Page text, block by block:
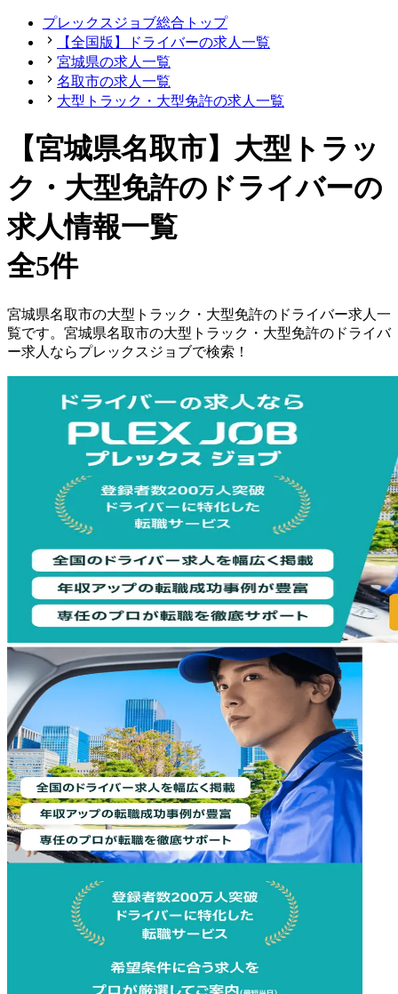
プレックスジョブ総合トップ
【全国版】ドライバーの求人一覧
宮城県の求人一覧
名取市の求人一覧
大型トラック・大型免許の求人一覧
【宮城県名取市】大型トラッ
ク・大型免許のドライバーの
求人情報一覧
全5件
宮城県名取市の大型トラック・大型免許の ドライバー求人一
覧です。 宮城県名取市の大型トラック・大型免許の ドライバ
ー求人ならプレックスジョブで検索！